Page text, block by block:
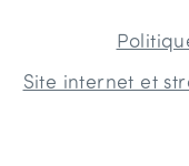
Site internet et